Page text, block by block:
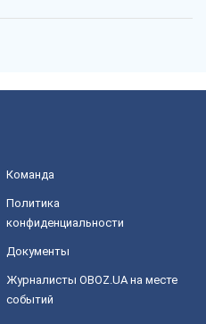
Команда
Политика
конфиденциальности
Документы
Журналисты OBOZ.UA на месте
событий